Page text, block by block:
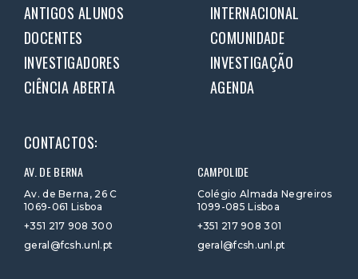
ANTIGOS ALUNOS
INTERNACIONAL
DOCENTES
COMUNIDADE
INVESTIGADORES
INVESTIGAÇÃO
CIÊNCIA ABERTA
AGENDA
CONTACTOS:
AV. DE BERNA
Av. de Berna, 26 C
1069-061 Lisboa
+351 217 908 300
geral@fcsh.unl.pt
CAMPOLIDE
Colégio Almada Negreiros
1099-085 Lisboa
+351 217 908 301
geral@fcsh.unl.pt